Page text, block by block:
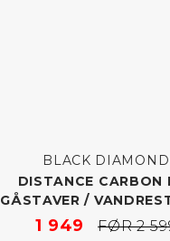
BLACK DIAMOND
DISTANCE CARBON
GÅSTAVER /​
1 949 FØR 2